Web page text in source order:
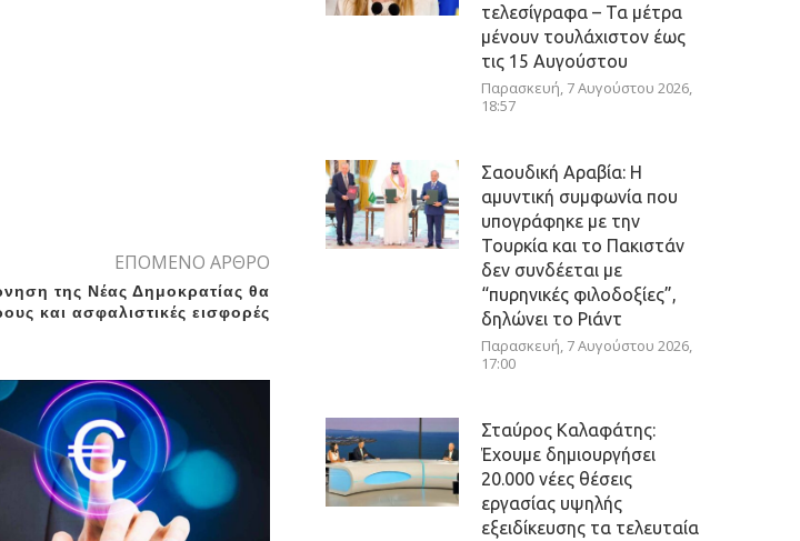
ΕΠΟΜΕΝΟ ΑΡΘΡΟ
της Νέας Δημοκρατίας θα
και ασφαλιστικές εισφορές
τελεσίγραφα – Τα μέτρα
μένουν τουλάχιστον έως
τις 15 Αυγούστου
Παρασκευή, 7 Αυγούστου 2026,
18:57
Σαουδική Αραβία: Η
αμυντική συμφωνία που
υπογράφηκε με την
Τουρκία και το Πακιστάν
δεν συνδέεται με
“πυρηνικές φιλοδοξίες”,
δηλώνει το Ριάντ
Παρασκευή, 7 Αυγούστου 2026,
17:00
Σταύρος Καλαφάτης:
Έχουμε δημιουργήσει
20.000 νέες θέσεις
εργασίας υψηλής
εξειδίκευσης τα τελευταία